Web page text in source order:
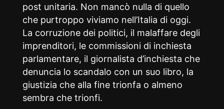
post unitaria. Non mancò nulla di quello
che purtroppo viviamo nell’Italia di oggi.
La corruzione dei politici, il malaffare degli
imprenditori, le commissioni di inchiesta
parlamentare, il giornalista d’inchiesta che
denuncia lo scandalo con un suo libro, la
giustizia che alla fine trionfa o almeno
sembra che trionfi.